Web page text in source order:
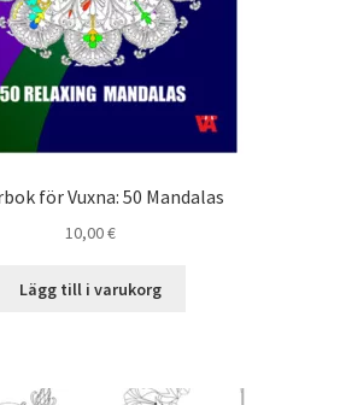
för Vuxna: 50 Mandalas
10,00€
Lägg till i varukorg